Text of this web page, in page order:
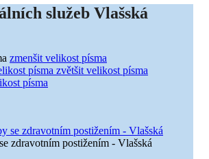
služeb Vlašská
zmenšit velikost písma
zvětšit velikost písma
zdravotním postižením - Vlašská